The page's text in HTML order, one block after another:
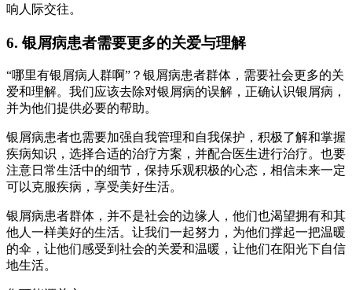
响人际交往。
6. 银屑病患者需要更多的关爱与理解
“哪里有银屑病人群啊”？银屑病患者群体，需要社会更多的关
爱和理解。我们应该去除对银屑病的误解，正确认识银屑病，
并为他们提供必要的帮助。
银屑病患者也需要加强自我管理和自我保护，积极了解和掌握
疾病知识，选择合适的治疗方案，并配合医生进行治疗。也要
注意日常生活中的细节，保持乐观积极的心态，相信未来一定
可以克服疾病，享受美好生活。
银屑病患者群体，并不是社会的边缘人，他们也渴望拥有和其
他人一样美好的生活。让我们一起努力，为他们撑起一把温暖
的伞，让他们感受到社会的关爱和温暖，让他们在阳光下自信
地生活。